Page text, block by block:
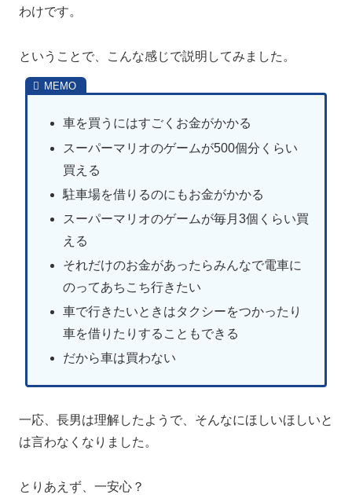
わけです。
ということで、こんな感じで説明してみました。
車を買うにはすごくお金がかかる
スーパーマリオのゲームが500個分くらい
買える
駐車場を借りるのにもお金がかかる
スーパーマリオのゲームが毎月3個くらい買
える
それだけのお金があったらみんなで電車に
のってあちこち行きたい
車で行きたいときはタクシーをつかったり
車を借りたりすることもできる
だから車は買わない
一応、長男は理解したようで、そんなにほしいほしいと
は言わなくなりました。
とりあえず、一安心？